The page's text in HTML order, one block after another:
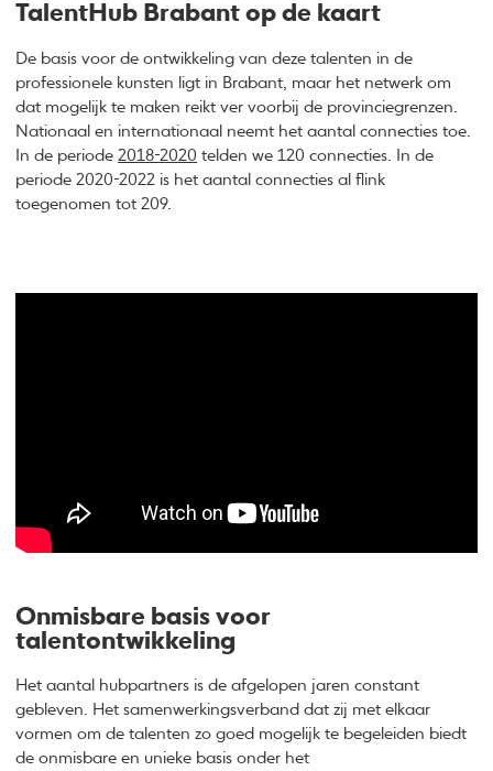
TalentHub Brabant op de kaart
De basis voor de ontwikkeling van deze talenten in de
professionele kunsten ligt in Brabant, maar het netwerk om
dat mogelijk te maken reikt ver voorbij de provinciegrenzen.
Nationaal en internationaal neemt het aantal connecties toe.
In de periode2018-2020 telden we 120 connecties. In de
periode 2020-2022 is het aantal connecties al flink
toegenomen tot 209.
Onmisbare basis voor
talentontwikkeling
Het aantal hubpartners is de afgelopen jaren constant
gebleven. Het samenwerkingsverband dat zij met elkaar
vormen om de talenten zo goed mogelijk te begeleiden biedt
de onmisbare en unieke basis onder het